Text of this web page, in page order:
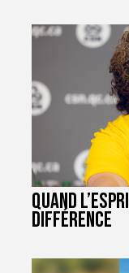
Quand
différence